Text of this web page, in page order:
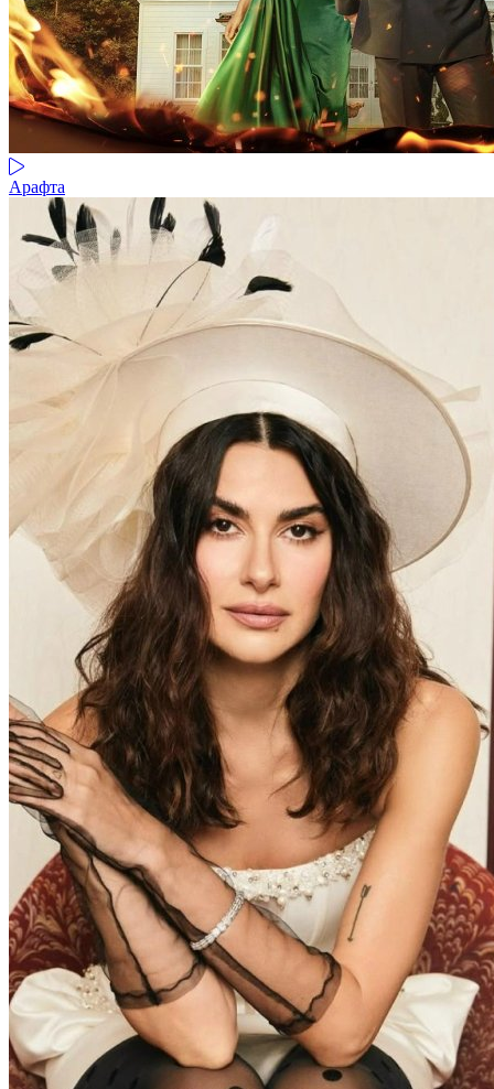
Арафта